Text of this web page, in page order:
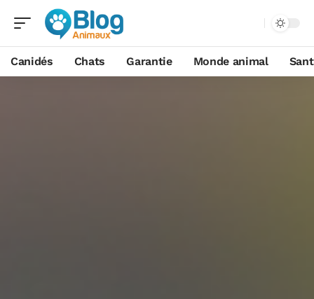
Canidés Chats Garantie Monde animal